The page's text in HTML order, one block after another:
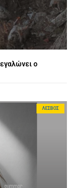
ο
ΛΈΣΒΟΣ